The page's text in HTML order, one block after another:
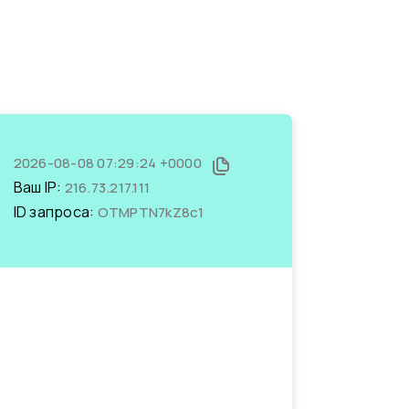
2026-08-08 07:29:24 +0000
Ваш IP: 216.73.217.111
ID запроса: OTMPTN7kZ8c1